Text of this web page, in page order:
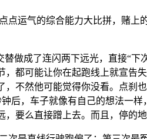
运气的综合能力大比拼，赌上
做成了连闪两下远光，直接“下次
都可能让你在起跑线上就宣告失
不然他可能觉得你没看。点刹
后，车子就像有自己的想法一
，要么直接蹭上去。而且，停